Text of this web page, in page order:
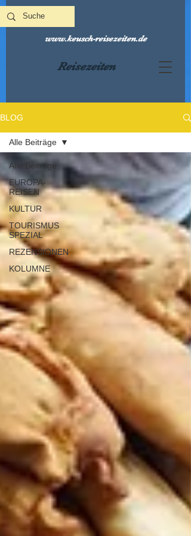
Reisezeiten
www.keusch-reisezeiten.de
BLOG
Alle Beiträge
EUROPA-
REISEN
KULTUR
TOURISMUS
SPEZIAL
REZENSIONEN
KOLUMNE
Alle Beiträge